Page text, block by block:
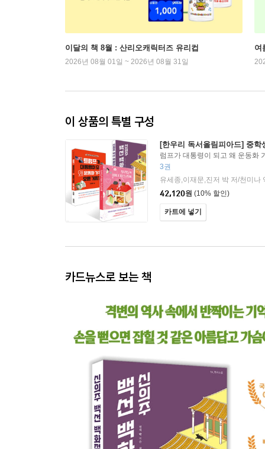
이달의 책 8월 : 산리오캐릭터즈 유리컵
2026년 08월 01일 ~ 2026년 08월 31일
여
이 상품의 특별 구성
[한우리 독서올림피아드] 중학
럼프가 대통령이 되고 왜 운동화
우리들의 마녀 아틀리에 + 신의
3권
유세종,이재문,진저 박 저/천미나
42,120원 (10% 할인)
카트에 넣기
카드뉴스로 보는 책